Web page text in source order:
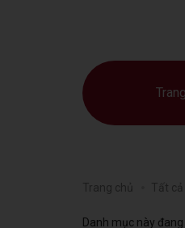
Trang chủ Tất cả
Danh mục này